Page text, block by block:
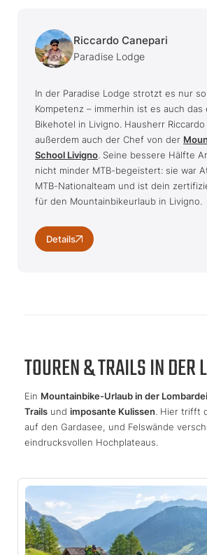
Riccardo Canepari
Paradise Lodge
In der Paradise Lodge strotzt es nur
Kompetenz – immerhin ist es auch das
Bikehotel in Livigno. Hausherr Riccardo
außerdem auch der Chef von der
School Livigno. Seine bessere Hälfte
nicht minder MTB-begeistert: sie war
MTB-Nationalteam und ist dein
für den Mountainbikeurlaub in Livigno.
Details
TOUREN & TRAILS IN DER
Ein Mountainbike-Urlaub in der Lombardei
Trails und imposante Kulissen. Hier trifft
auf den Gardasee, und Felswände
eindrucksvollen Hochplateaus.